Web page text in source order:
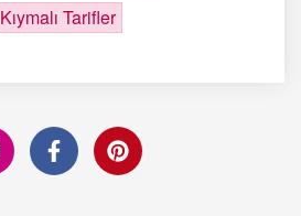
Kıymalı Tarifler